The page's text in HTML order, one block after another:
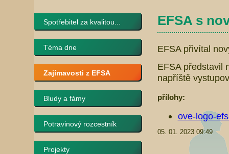
Spotřebitel za kvalitou...
Téma dne
Zajímavosti z EFSA
Bludy a fámy
Potravinový rozcestník
Projekty
EFSA s
EFSA přivítal
EFSA představil
napříště
přílohy:
ove-logo-
05. 01. 2023 09:49